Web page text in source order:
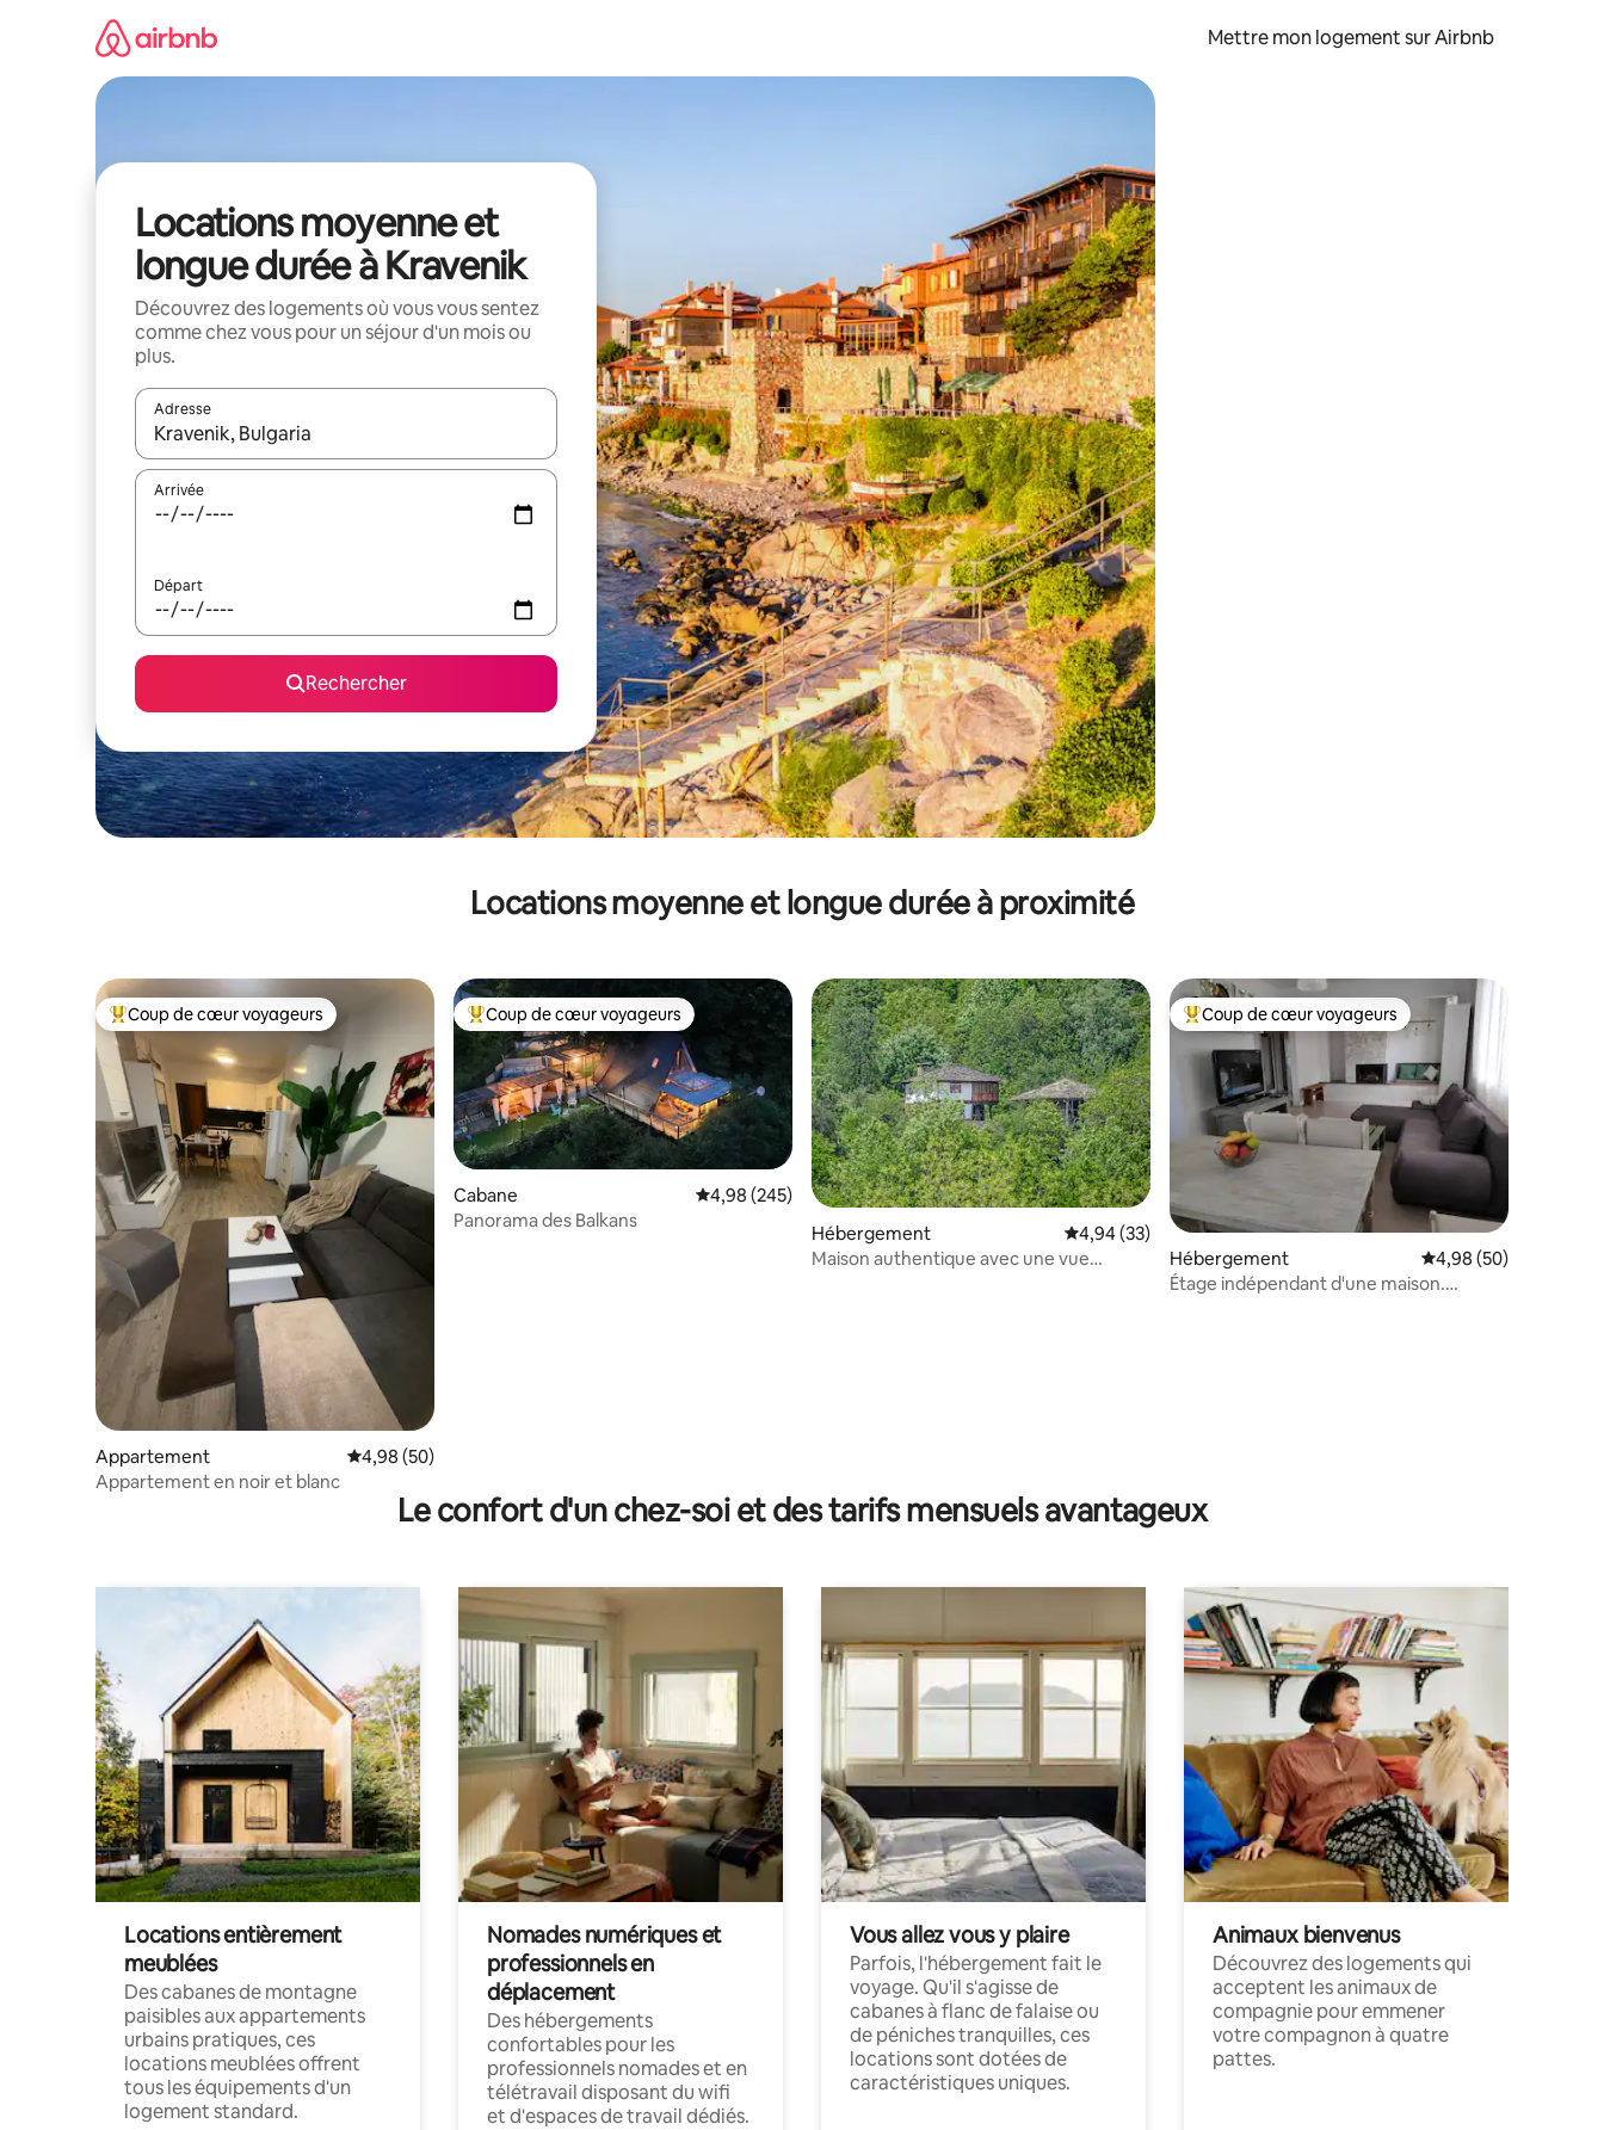
Mettre mon logement sur Airbnb
Locations moyenne et
longue durée à Kravenik
Découvrez des logements où vous vous sentez
comme chez vous pour un séjour d'un mois ou
plus.
Adresse
Lorsque les résultats s'affichent, utilisez les flèches vers le haut et vers le bas pour les parcourir ou en appuyant et en faisant glisser.
Arrivée
Départ
Rechercher
Locations moyenne et longue durée à proximité
Coups de cœur voyageurs les plus appréciés
Coup de cœur voyageurs
Appartement Évaluation moyenne sur la base de 50 commentaires : 4,98 sur 5
4,98 (50)
Appartement en noir et blanc
Coups de cœur voyageurs les plus appréciés
Coup de cœur voyageurs
Cabane Évaluation moyenne sur la base de 245 commentaires : 4,98 sur 5
4,98 (245)
Panorama des Balkans
Hébergement Évaluation moyenne sur la base de 33 commentaires : 4,94 sur 5
4,94 (33)
Maison authentique avec une vue
Coups de cœur voyageurs les plus appréciés
Coup de cœur voyageurs
Hébergement Évaluation moyenne
4,98 (50)
Étage indépendant d'une maison.
Le confort d'un chez-soi et des tarifs mensuels avantageux
Locations entièrement
meublées
Des cabanes de montagne
paisibles aux appartements
urbains pratiques, ces
locations meublées offrent
tous les équipements d'un
logement standard.
Nomades numériques et
professionnels en
déplacement
Des hébergements
confortables pour les
professionnels nomades et en
télétravail disposant du wifi
et d'espaces de travail dédiés.
Vous allez vous y plaire
Parfois, l'hébergement fait le
voyage. Qu'il s'agisse de
cabanes à flanc de falaise ou
de péniches tranquilles, ces
locations sont dotées de
caractéristiques uniques.
Animaux bienvenus
Découvrez des logements qui
acceptent les animaux de
compagnie pour emmener
votre compagnon à quatre
pattes.